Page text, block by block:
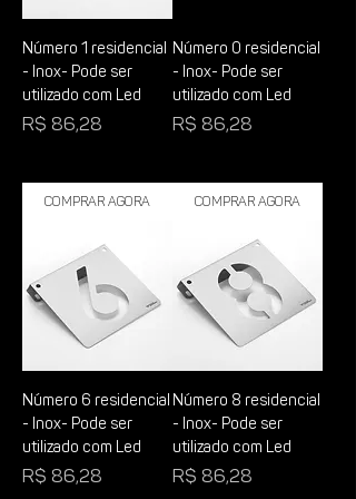
Número 1 residencial
- Inox- Pode ser
utilizado com Led
Preço
R$ 86,28
Comprar Agora
Número 0 residencial
- Inox- Pode ser
utilizado com Led
Preço
R$ 86,28
Comprar Agora
Número 6 residencial
- Inox- Pode ser
utilizado com Led
Preço
R$ 86,28
Número 8 residencial
- Inox- Pode ser
utilizado com Led
Preço
R$ 86,28